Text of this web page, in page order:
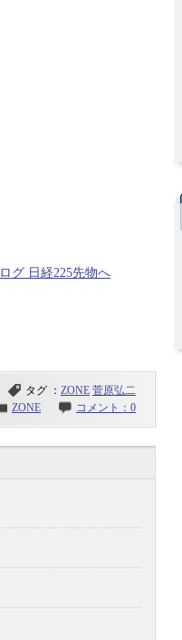
タグ ： ZONE 菅原弘二
ZONE
コメント：0